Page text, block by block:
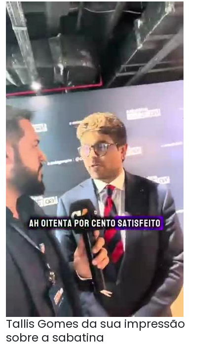
Tallis Gomes da sua impressão
sobre a sabatina